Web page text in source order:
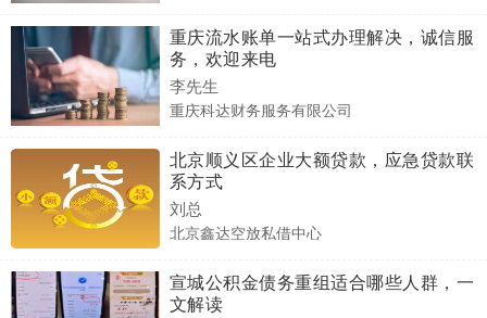
重庆流水账单一站式办理解决，诚信服
务，欢迎来电
李先生
重庆科达财务服务有限公司
北京顺义区企业大额贷款，应急贷款联
系方式
刘总
北京鑫达空放私借中心
宣城公积金债务重组适合哪些人群，一
文解读